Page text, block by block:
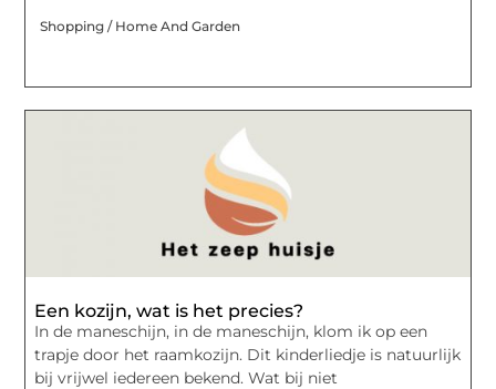
Shopping / Home And Garden
Een kozijn, wat is het precies?
In de maneschijn, in de maneschijn, klom ik op een
trapje door het raamkozijn. Dit kinderliedje is natuurlijk
bij vrijwel iedereen bekend. Wat bij niet